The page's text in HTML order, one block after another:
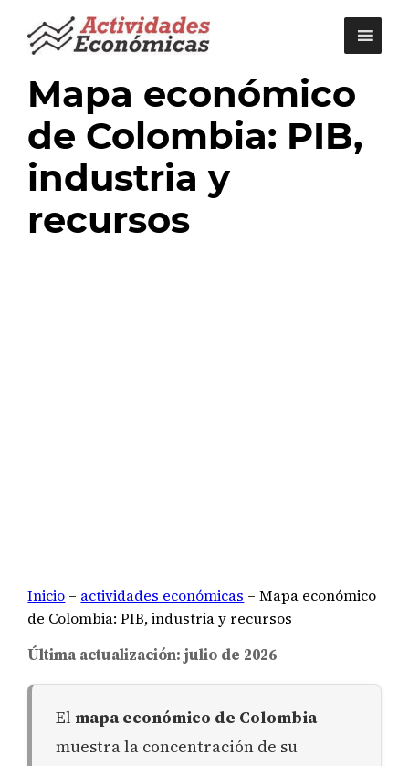
Saltar
Mapa económico
de Colombia: PIB,
industria y
recursos
Inicio – actividades económicas –Mapa económico
de Colombia: PIB, industria y recursos
Última actualización: julio de 2026
El mapa económico de Colombia
muestra la concentración de su